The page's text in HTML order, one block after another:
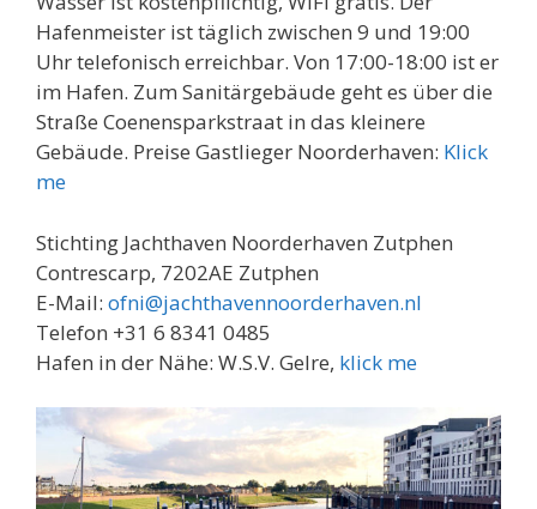
Hafenmeister ist täglich zwischen 9 und 19:00
Uhr telefonisch erreichbar. Von 17:00-18:00 ist er
im Hafen. Zum Sanitärgebäude geht es über die
Straße Coenensparkstraat in das kleinere
Gebäude. Preise Gastlieger Noorderhaven: Klick
me
Stichting Jachthaven Noorderhaven Zutphen
Contrescarp, 7202AE Zutphen
E-Mail: ofni@jachthavennoorderhaven.nl
Telefon +31 6 8341 0485
Hafen in der Nähe: W.S.V. Gelre, klick me